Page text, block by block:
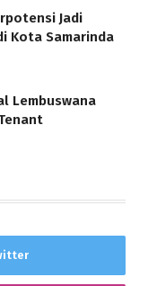
Jadi
Kota Samarinda
Lembuswana